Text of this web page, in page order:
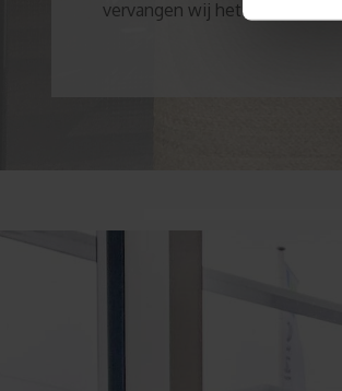
vervangen wij het binnen